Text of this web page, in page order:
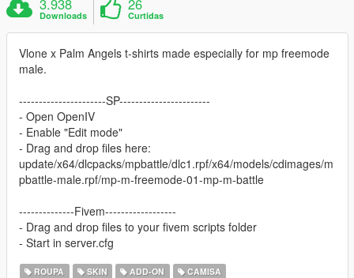
3.938
Downloads
26
Curtidas
Vlone x Palm Angels t-shirts made especially for mp freemode
male.
----------------------SP-----------------------
- Open OpenIV
- Enable "Edit mode"
- Drag and drop files here:
update/x64/dlcpacks/mpbattle/dlc1.rpf/x64/models/cdimages/m
pbattle-male.rpf/mp-m-freemode-01-mp-m-battle
--------------Fivem------------------
- Drag and drop files to your fivem scripts folder
- Start in server.cfg
ROUPA SKIN ADD-ON CAMISA